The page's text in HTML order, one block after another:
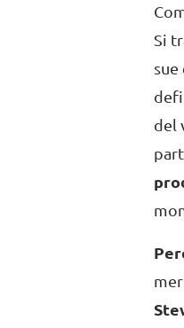
Si
sue
del